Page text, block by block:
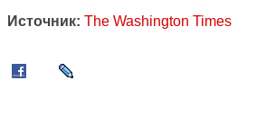
Источник: The Washington Times